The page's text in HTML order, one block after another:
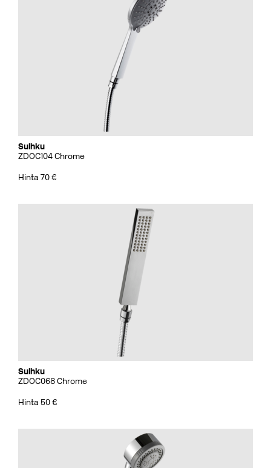
Suihku
ZDOC104 Chrome
Hinta 70 €
Suihku
ZDOC068 Chrome
Hinta 50 €